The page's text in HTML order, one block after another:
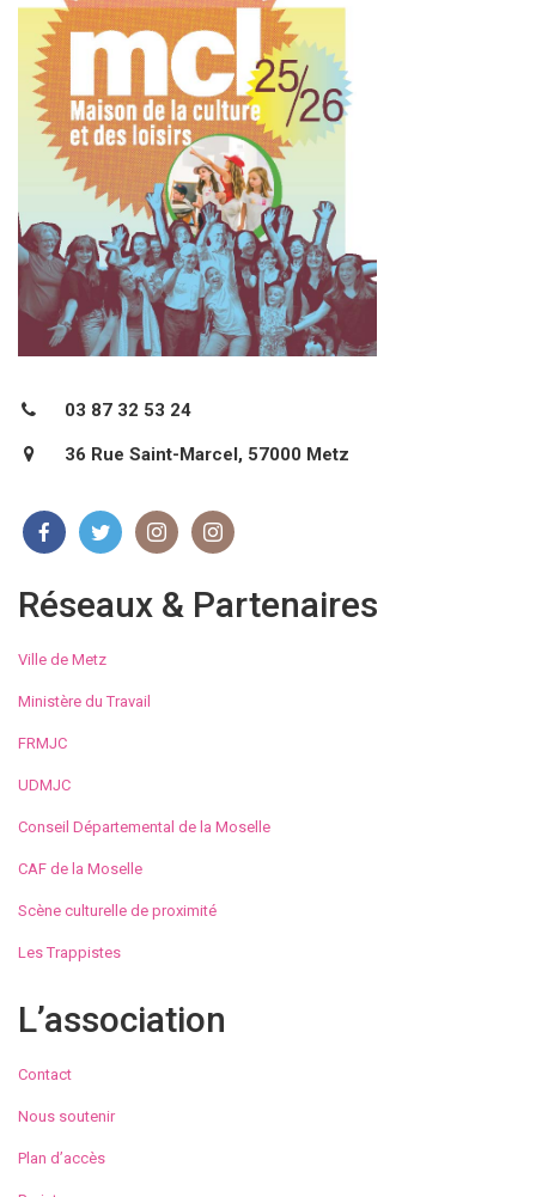
03 87 32 53 24
36 Rue Saint-Marcel, 57000 Metz
Réseaux & Partenaires
Ville de Metz
Ministère du Travail
FRMJC
UDMJC
Conseil Départemental de la Moselle
CAF de la Moselle
Scène culturelle de proximité
Les Trappistes
L’association
Contact
Nous soutenir
Plan d’accès